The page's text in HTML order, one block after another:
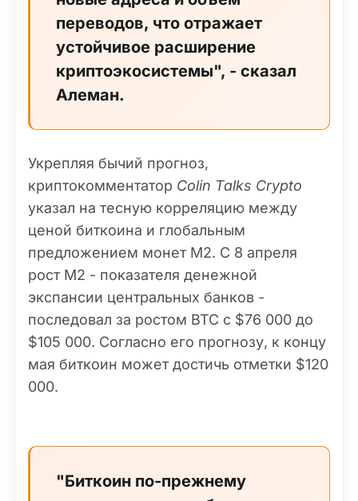
переводов, что отражает
устойчивое расширение
криптоэкосистемы", - сказал
Алеман.
Укрепляя бычий прогноз,
криптокомментатор Colin Talks Crypto
указал на тесную корреляцию между
ценой биткоина и глобальным
предложением монет M2. С 8 апреля
рост M2 - показателя денежной
экспансии центральных банков -
последовал за ростом BTC с $76 000 до
$105 000. Согласно его прогнозу, к концу
мая биткоин может достичь отметки $120
000.
"Биткоин по-прежнему